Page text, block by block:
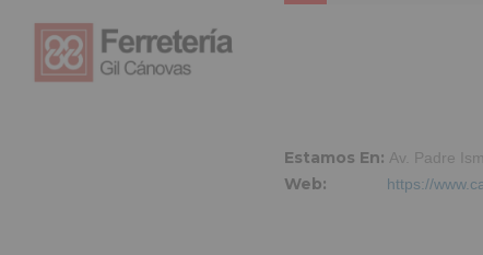
Estamos En: Av. Padre
Web: https://